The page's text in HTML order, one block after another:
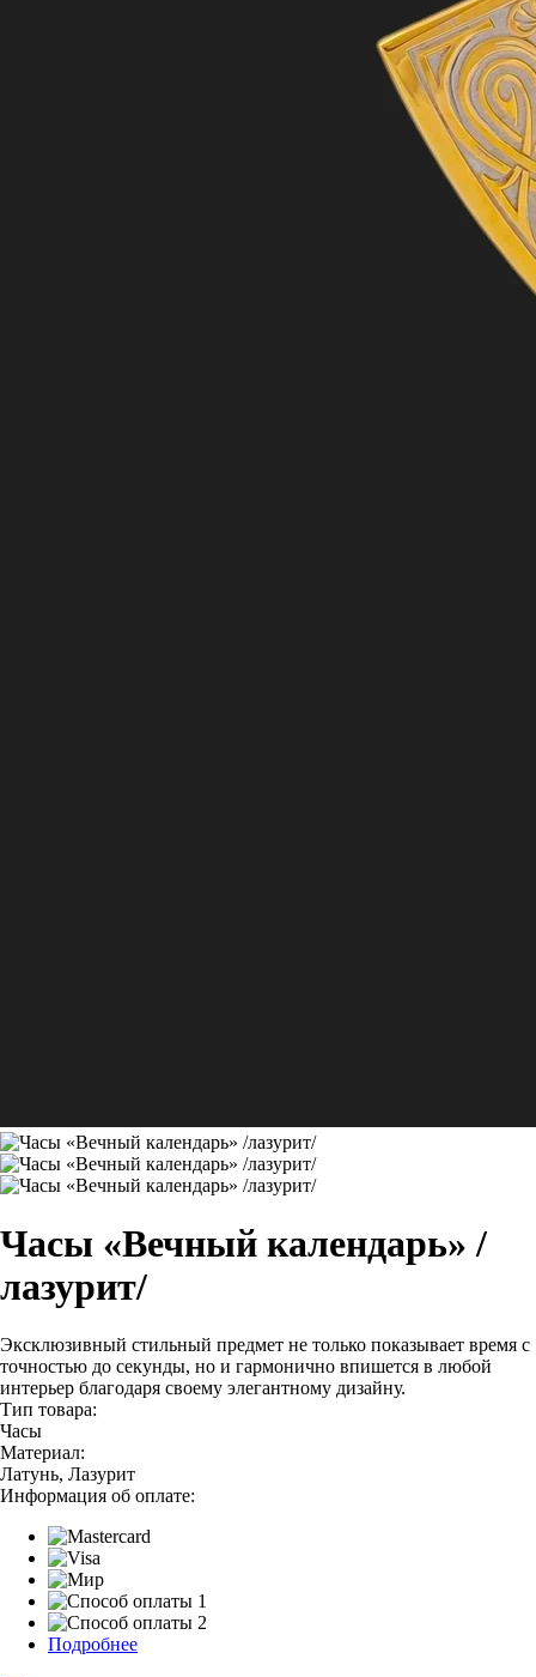
Часы «Вечный календарь» /
лазурит/
Эксклюзивный стильный предмет не только показывает время с
точностью до секунды, но и гармонично впишется в любой
интерьер благодаря своему элегантному дизайну.
Тип товара:
Часы
Материал:
Латунь, Лазурит
Информация об оплате:
Подробнее